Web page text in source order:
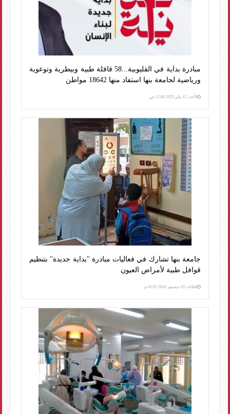
مبادرة بداية في القليوبية...58 قافلة طبية وبيطرية وتوعوية
ورياضية لجامعة بنها استفاد منها 18642 مواطن
الأحد، 12 يناير 2025 11:04 ص
جامعة بنها تشارك في فعاليات مبادرة "بداية جديدة" بتنظيم
قوافل طبية لأمراض العيون
الثلاثاء، 03 ديسمبر 2024 01:02 م